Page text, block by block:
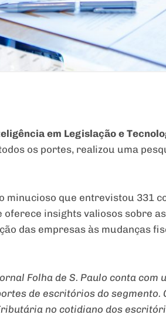
em Legislação e
os portes, realizou uma
que entrevistou 331
insights valiosos sobre
das empresas às mudanças
Folha de S. Paulo conta com
de escritórios do segmento.
no cotidiano dos